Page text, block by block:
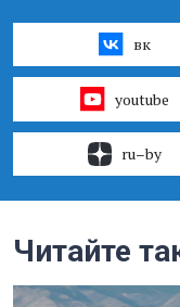
вк
youtube
ru–by
Читайте